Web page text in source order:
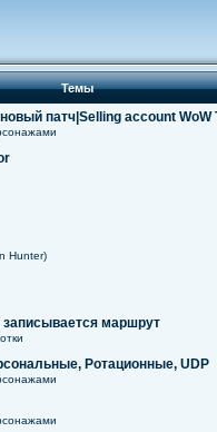
Темы
патч|Selling account WoW
Hunter)
записывается маршрут
Ротационные, UDP